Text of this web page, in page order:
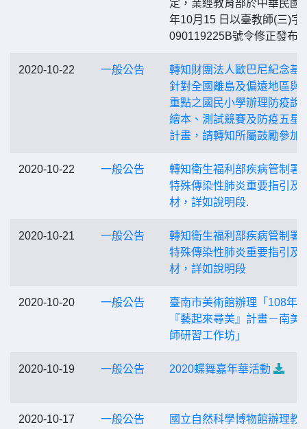
定，業經教育部於中華民國
年10月15 日以臺教師(三)字
090119225B號令修正發布
2020-10-22 一般公告
轉知財團法人歐巴尼紀念基
針對全國離島及偏遠地區與
重點之國民小學辦理防疫說
繪本、測試競賽及防疫五星
計畫，請轉知所屬鼓勵參加
2020-10-22 一般公告
轉知衛生福利部疾病管制署
特殊傳染性肺炎重要指引及
材，詳如說明段.
2020-10-21 一般公告
轉知衛生福利部疾病管制署
特殊傳染性肺炎重要指引及
材，詳如說明段
2020-10-20 一般公告
臺南市美術館辦理「108年
『藝起來尋美』計畫－南美
師研習工作坊」
2020-10-19 一般公告 2020蝶舞嘉年華活動
2020-10-17 一般公告
國立自然科學博物館辦理教